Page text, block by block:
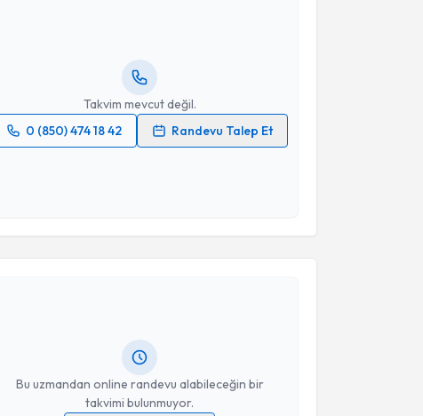
Takvim mevcut değil.
0 (850) 474 18 42
Randevu Talep Et
Bu uzmandan online randevu alabileceğin bir
takvimi bulunmuyor.